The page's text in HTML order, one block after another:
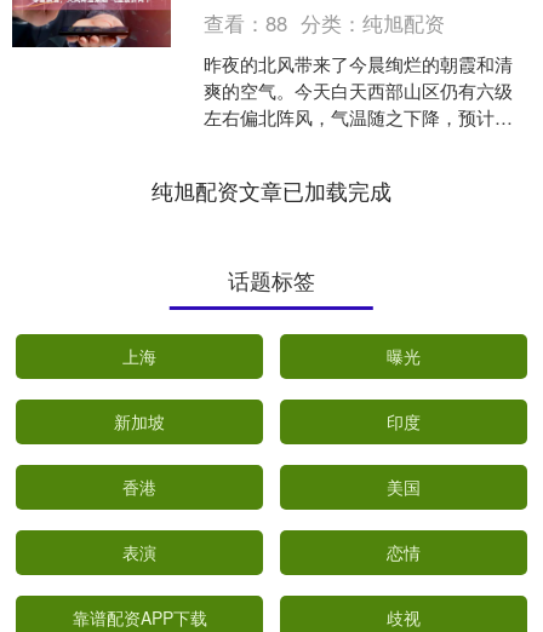
查看：88 分类：纯旭配资
昨夜的北风带来了今晨绚烂的朝霞和清
爽的空气。今天白天西部山区仍有六级
左右偏北阵风，气温随之下降，预计最
纯旭配资文章已加载完成
话题标签
上海 曝光
新加坡 印度
香港 美国
表演 恋情
靠谱配资APP下载 歧视